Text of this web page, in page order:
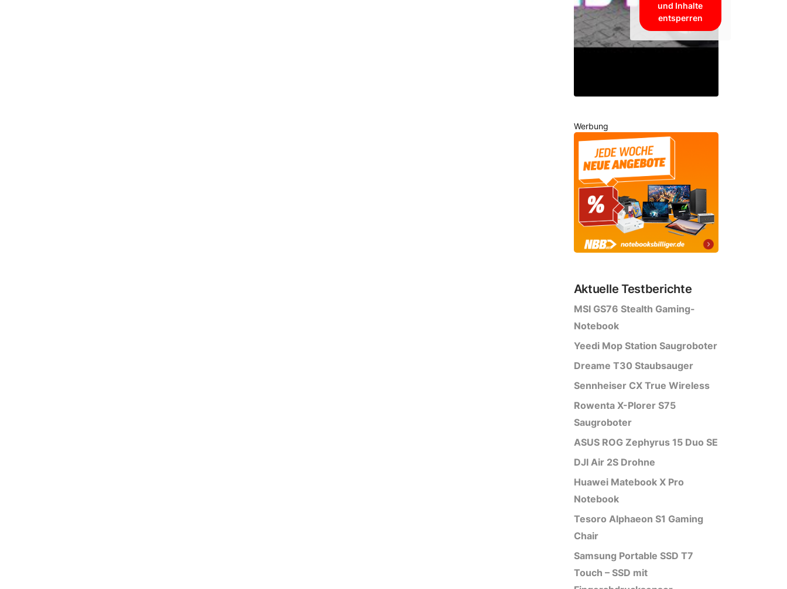
und Inhalte
entsperren
Werbung
Aktuelle Testberichte
MSI GS76 Stealth Gaming-
Notebook
Yeedi Mop Station Saugroboter
Dreame T30 Staubsauger
Sennheiser CX True Wireless
Rowenta X-Plorer S75
Saugroboter
ASUS ROG Zephyrus 15 Duo SE
DJI Air 2S Drohne
Huawei Matebook X Pro
Notebook
Tesoro Alphaeon S1 Gaming
Chair
Samsung Portable SSD T7
Touch – SSD mit